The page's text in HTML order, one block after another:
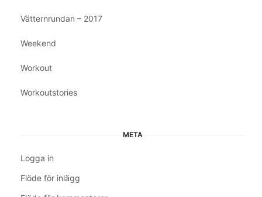
Vätternrundan – 2017
Weekend
Workout
Workoutstories
META
Logga in
Flöde för inlägg